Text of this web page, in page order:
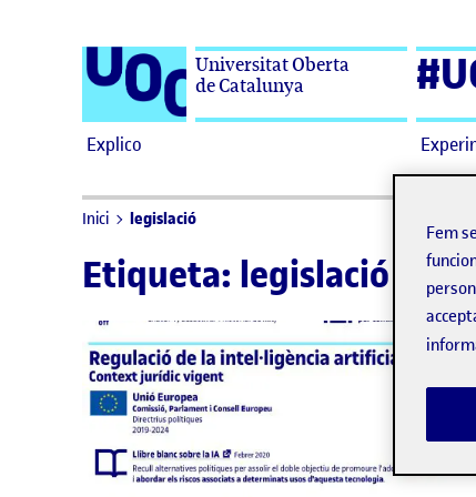
Universitat Oberta
de Catalunya
Explico
Inici legislació
Etiqueta: legislació
Fem